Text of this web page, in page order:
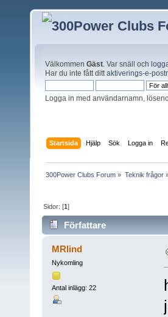
Välkommen Gäst . Var snäll och
Har du inte fått ditt aktiverings-e-
Logga in med användarnamn,
Startsida Hjälp Sök Logga in
300Power Clubs Forum » Teknik frågor
Sidor: [1]
Författare
MRlind
Nykomling
Antal inlägg: 22